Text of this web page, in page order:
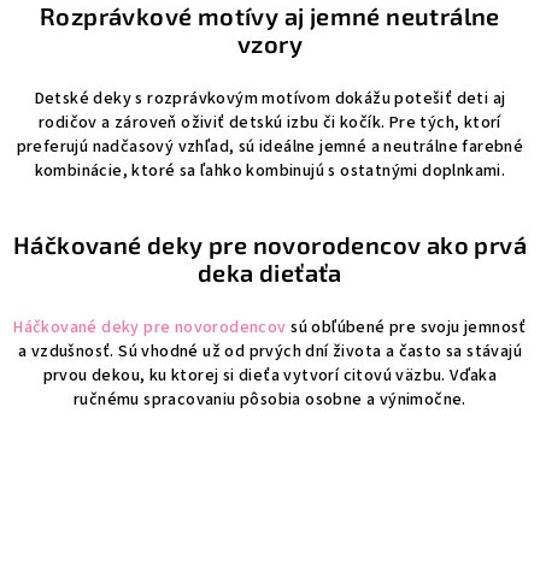
Rozprávkové motívy aj jemné neutrálne
vzory
Detské deky s rozprávkovým motívom dokážu potešiť deti aj
rodičov a zároveň oživiť detskú izbu či kočík. Pre tých, ktorí
preferujú nadčasový vzhľad, sú ideálne jemné a neutrálne farebné
kombinácie, ktoré sa ľahko kombinujú s ostatnými doplnkami.
Háčkované deky pre novorodencov ako prvá
deka dieťaťa
Háčkované deky pre novorodencov sú obľúbené pre svoju jemnosť
a vzdušnosť. Sú vhodné už od prvých dní života a často sa stávajú
prvou dekou, ku ktorej si dieťa vytvorí citovú väzbu. Vďaka
ručnému spracovaniu pôsobia osobne a výnimočne.